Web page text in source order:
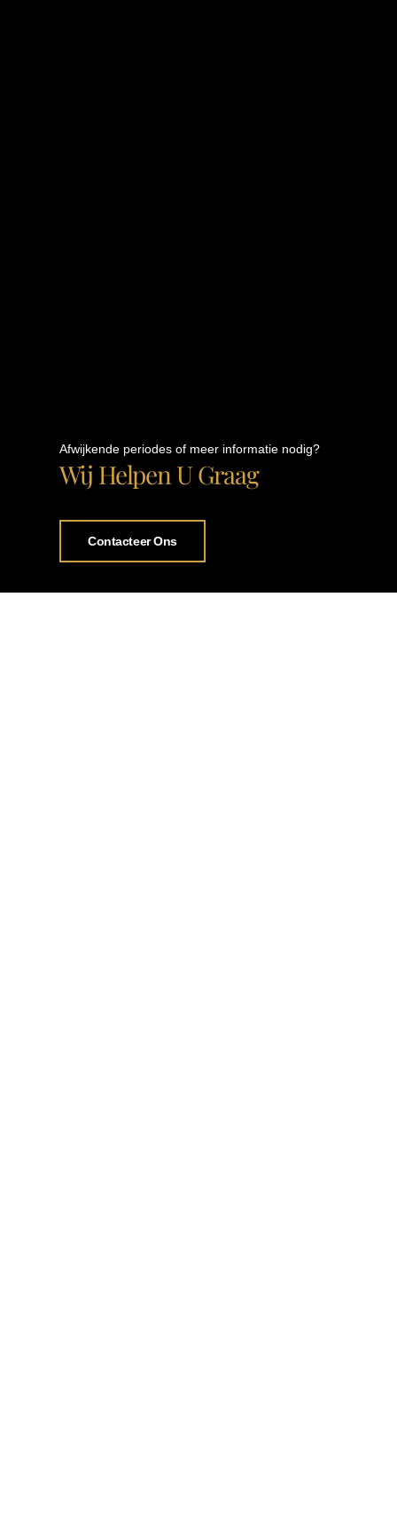
Afwijkende periodes of meer informatie nodig?
Wij Helpen U Graag
Contacteer Ons